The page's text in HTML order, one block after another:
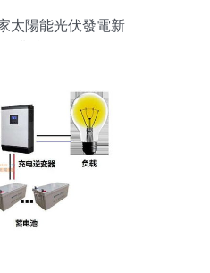
太陽能光伏發電新